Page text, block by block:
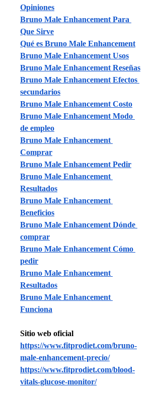
Opiniones
Bruno Male Enhancement Para
Que Sirve
Qué es Bruno Male Enhancement
Bruno Male Enhancement Usos
Bruno Male Enhancement Reseñas
Bruno Male Enhancement Efectos
secundarios
Bruno Male Enhancement Costo
Bruno Male Enhancement Modo
de empleo
Bruno Male Enhancement
Comprar
Bruno Male Enhancement Pedir
Bruno Male Enhancement
Resultados
Bruno Male Enhancement
Beneficios
Bruno Male Enhancement Dónde
comprar
Bruno Male Enhancement Cómo
pedir
Bruno Male Enhancement
Resultados
Bruno Male Enhancement
Funciona
Sitio web oficial
https://www.fitprodiet.com/bruno-
male-enhancement-precio/
https://www.fitprodiet.com/blood-
vitals-glucose-monitor/